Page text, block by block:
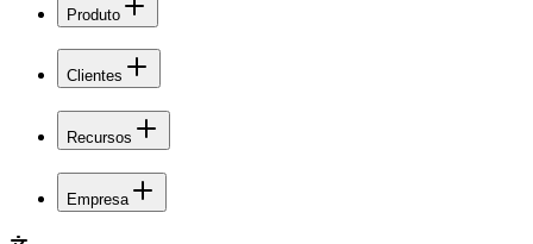
Produto
Clientes
Recursos
Empresa